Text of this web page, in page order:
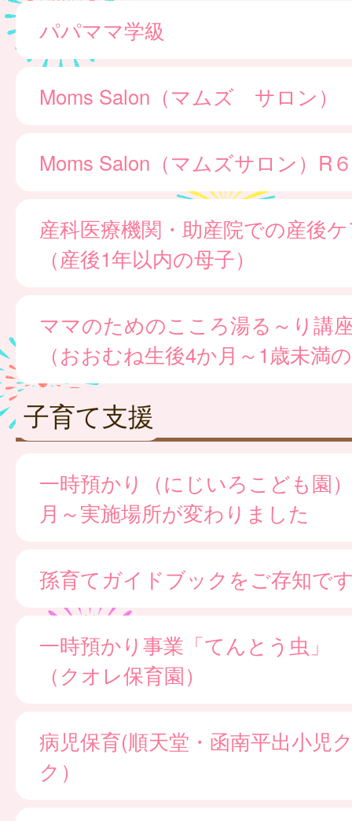
パパママ学級
Moms Salon（マムズ サロン）
Moms Salon（マムズサロン）R
産科医療機関・助産院での産後
（産後1年以内の母子）
ママのためのこころ湯る～り講
（おおむね生後4か月～1歳未満
子育て支援
一時預かり（にじいろこども園
月～実施場所が変わりました
孫育てガイドブックをご存知で
一時預かり事業「てんとう虫」
（クオレ保育園）
病児保育(順天堂・函南平出小児
ク）